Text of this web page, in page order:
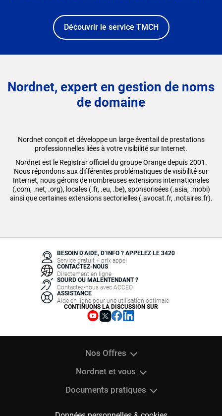
Découvrir le service TMCH
Nordnet, expert en gestion de noms
de domaine
Nordnet conçoit et développe un large éventail de prestations
professionnelles liées à votre visibilité sur Internet.
Nordnet est le Registrar officiel du groupe Orange depuis 2001.
Nous répondons aux différentes problématiques de visibilité sur
Internet, nous gérons de nombreuses extensions internationales
(.com, .net, .org), locales (.fr, .eu, .be), sponsorisées (.asia, .mobi)
ainsi que certaines extensions sectorielles (.avocat.fr, .notaires.fr).